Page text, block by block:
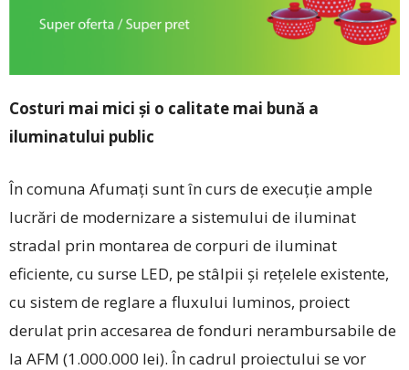
Costuri mai mici și o calitate mai bună a
iluminatului public
În comuna Afumați sunt în curs de execuție ample
lucrări de modernizare a sistemului de iluminat
stradal prin montarea de corpuri de iluminat
eficiente, cu surse LED, pe stâlpii și rețelele existente,
cu sistem de reglare a fluxului luminos, proiect
derulat prin accesarea de fonduri nerambursabile de
la AFM (1.000.000 lei). În cadrul proiectului se vor